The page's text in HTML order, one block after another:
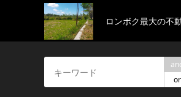
ロンボク最大の不
or